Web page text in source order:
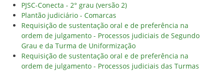
PJSC-Conecta - 2° grau (versão 2)
Plantão judiciário - Comarcas
Requisição de sustentação oral e de preferência na
ordem de julgamento - Processos judiciais de Segundo
Grau e da Turma de Uniformização
Requisição de sustentação oral e de preferência na
ordem de julgamento - Processos judiciais das Turmas